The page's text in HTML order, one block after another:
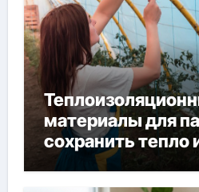
материалы для
сохранить тепло
богатый урожай